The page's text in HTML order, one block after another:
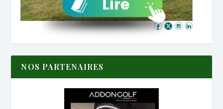
NOS PARTENAIRES